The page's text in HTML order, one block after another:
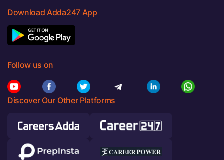
Download Adda247 App
Follow us on
Discover Our Other Platforms